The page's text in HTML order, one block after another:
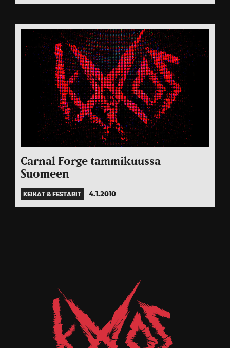
Carnal Forge tammikuussa
Suomeen
KEIKAT & FESTARIT 4.1.2010